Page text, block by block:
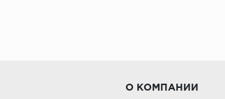
О КОМПАНИИ